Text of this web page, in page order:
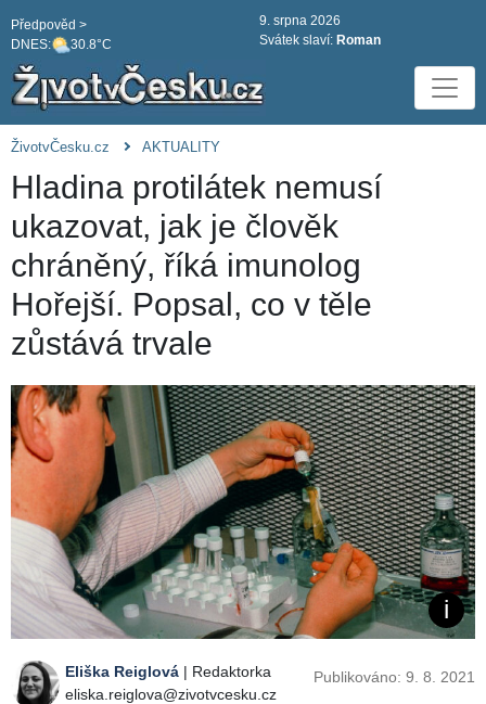
DNES: 30.8°C
Předpověd >
9. srpna 2026
Svátek slaví: Roman
ŽivotvČesku.cz AKTUALITY
Hladina protilátek nemusí
ukazovat, jak je člověk
chráněný, říká imunolog
Hořejší. Popsal, co v těle
zůstává trvale
Eliška Reiglová | Redaktorka
eliska.reiglova@zivotvcesku.cz
Publikováno: 9. 8. 2021